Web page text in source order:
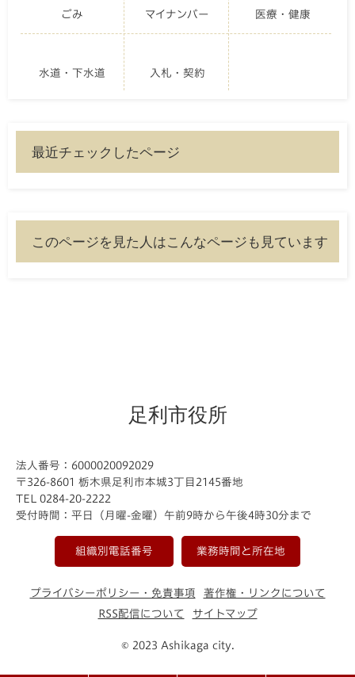
ごみ マイナンバー 医療・健康
水道・下水道 入札・契約
最近チェックしたページ
このページを見た人はこんなページも見ています
足利市役所
法人番号：6000020092029
〒326-8601 栃木県足利市本城3丁目2145番地
TEL 0284-20-2222
受付時間：平日（月曜-金曜）午前9時から午後4時30分まで
組織別電話番号 業務時間と所在地
プライバシーポリシー・免責事項
著作権・リンクについて
RSS配信について
サイトマップ
© 2023 Ashikaga city.